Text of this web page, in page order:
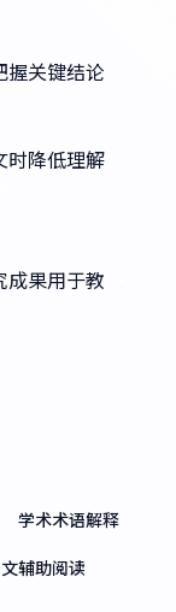
握关键结论
时降低理解
成果用于教
学术术语解释
辅助阅读